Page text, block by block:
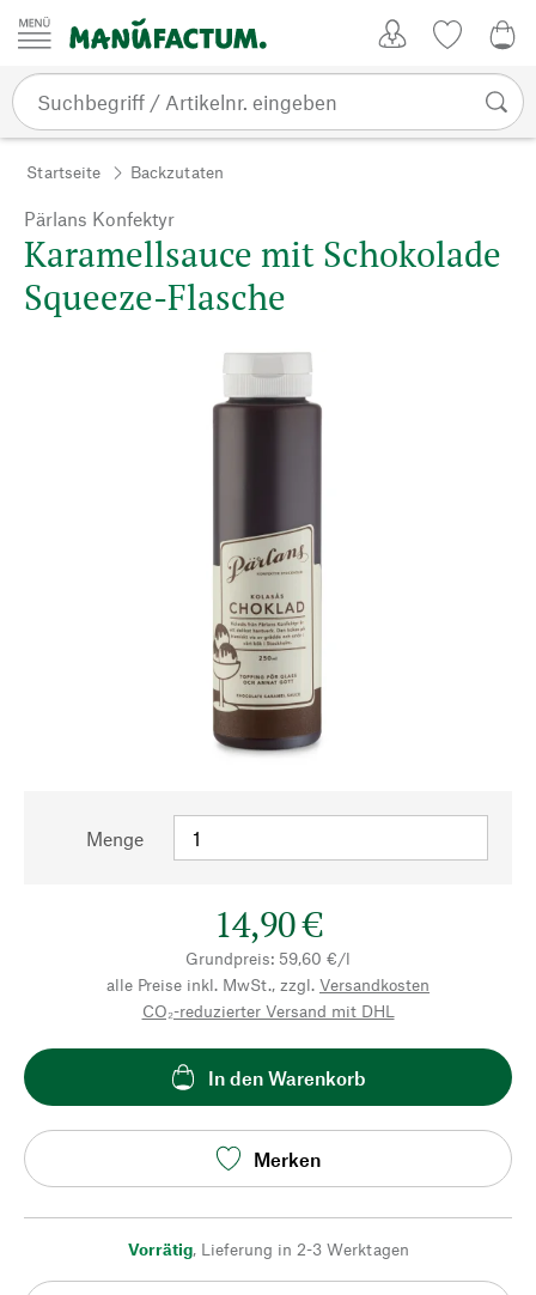
Zum Inhalt springen
Startseite Backzutaten
Pärlans Konfektyr
Karamellsauce mit Schokolade
Squeeze-Flasche
Menge
14,90 €
Grundpreis: 59,60 €/l
alle Preise inkl. MwSt., zzgl. Versandkosten
CO₂-reduzierter Versand mit DHL
In den Warenkorb
Merken
Vorrätig, Lieferung in 2-3 Werktagen